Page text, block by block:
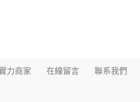
力商家 在線留言 聯系我們